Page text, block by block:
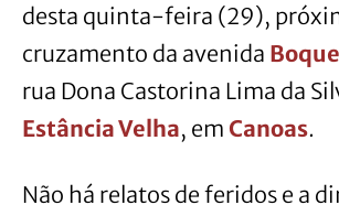
desta quinta-feira (29),
cruzamento da avenida
rua Dona Castorina Lima da
Estância Velha, em Canoas.
Não há relatos de feridos e a